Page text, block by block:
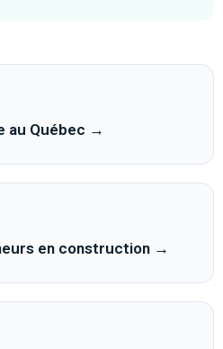
au Québec →
en construction →